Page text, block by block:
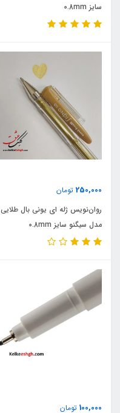
سایز 0.8mm
250,000 تومان
روان‌نویس ژله ‏ای یونی‏ بال طلایی
مدل سیگنو سایز 0.8mm
100,000 تومان